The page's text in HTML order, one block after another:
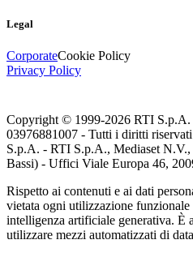
Legal
CorporateCookie Policy
Privacy Policy
Copyright © 1999-2026 RTI S.p.A.
03976881007 - Tutti i diritti
S.p.A. - RTI S.p.A., Mediaset N.V.,
Bassi) - Uffici Viale Europa 46,
Rispetto ai contenuti e ai dati
vietata ogni utilizzazione funzionale
intelligenza artificiale generativa. È
utilizzare mezzi automatizzati di